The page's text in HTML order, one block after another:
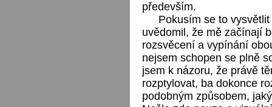
především.
Pokusím se to
uvědomil, že mě začínají
rozsvěcení a vypínání
nejsem schopen se plně
jsem k názoru, že právě
rozptylovat, ba dokonce
podobným způsobem,